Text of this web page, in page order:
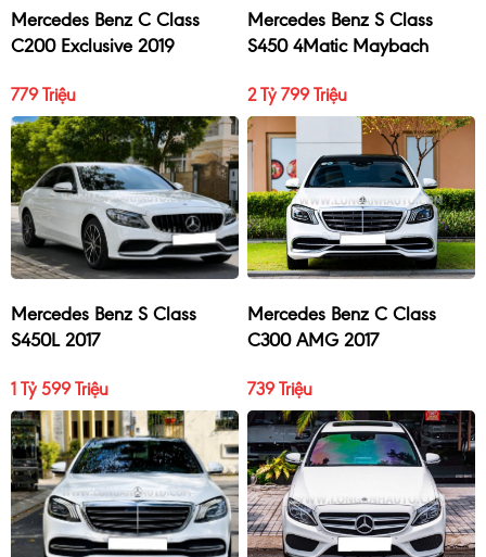
Mercedes Benz C Class
C200 Exclusive 2019
779 Triệu
Mercedes Benz S Class
S450 4Matic Maybach
2 Tỷ 799 Triệu
Mercedes Benz S Class
S450L 2017
1 Tỷ 599 Triệu
Mercedes Benz C Class
C300 AMG 2017
739 Triệu